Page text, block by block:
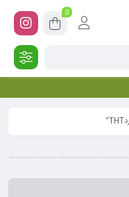
0